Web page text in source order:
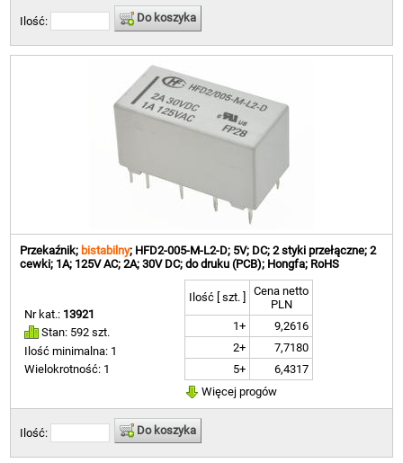
Ilość: Do koszyka
Przekaźnik; bistabilny; HFD2-005-M-L2-D; 5V; DC; 2 styki przełączne; 2
cewki; 1A; 125V AC; 2A; 30V DC; do druku (PCB); Hongfa; RoHS
Nr kat.: 13921
Stan: 592 szt.
Ilość minimalna: 1
Wielokrotność: 1
Ilość [ szt. ]
Cena netto
PLN
1+
9,2616
2+
7,7180
5+
6,4317
Więcej progów
Ilość: Do koszyka